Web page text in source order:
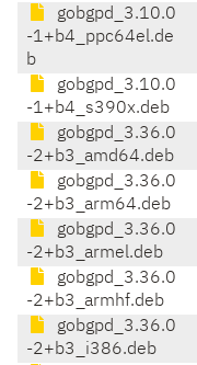
gobgpd_3.10.0
-1+b4_ppc64el.de
b
gobgpd_3.10.0
-1+b4_s390x.deb
gobgpd_3.36.0
-2+b3_amd64.deb
gobgpd_3.36.0
-2+b3_arm64.deb
gobgpd_3.36.0
-2+b3_armel.deb
gobgpd_3.36.0
-2+b3_armhf.deb
gobgpd_3.36.0
-2+b3_i386.deb